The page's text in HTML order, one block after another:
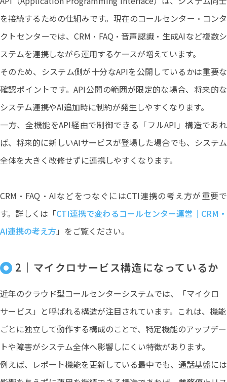
を接続するための仕組みです。現在のコールセンター・コンタ
クトセンターでは、CRM・FAQ・音声認識・生成AIなど複数シ
ステムを連携しながら運用するケースが増えています。
そのため、システム側が十分なAPIを公開しているかは重要な
確認ポイントです。API公開の範囲が限定的な場合、将来的な
システム連携やAI追加時に制約が発生しやすくなります。
一方、全機能をAPI経由で制御できる「フルAPI」構造であれ
ば、将来的に新しいAIサービスが登場した場合でも、システム
全体を大きく改修せずに連携しやすくなります。
CRM・FAQ・AIなどをつなぐにはCTI連携の考え方が重要で
す。詳しくは「CTI連携で変わるコールセンター運営｜CRM・
AI連携の考え方」をご覧ください。
2｜マイクロサービス構造になっているか
近年のクラウド型コールセンターシステムでは、「マイクロ
サービス」と呼ばれる構造が注目されています。これは、機能
ごとに独立して動作する構成のことで、特定機能のアップデー
トや障害がシステム全体へ影響しにくい特徴があります。
例えば、レポート機能を更新している最中でも、通話基盤には